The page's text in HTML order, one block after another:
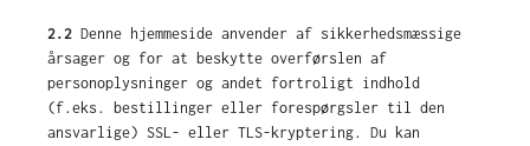
2.2 Denne hjemmeside anvender af sikkerhedsmæssige
årsager og for at beskytte overførslen af
personoplysninger og andet fortroligt indhold
(f.eks. bestillinger eller forespørgsler til den
ansvarlige) SSL- eller TLS-kryptering. Du kan